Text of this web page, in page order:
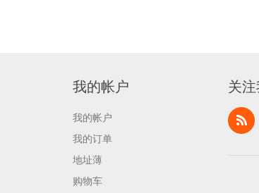
我的帐户
我的帐户
我的订单
地址薄
购物车
关